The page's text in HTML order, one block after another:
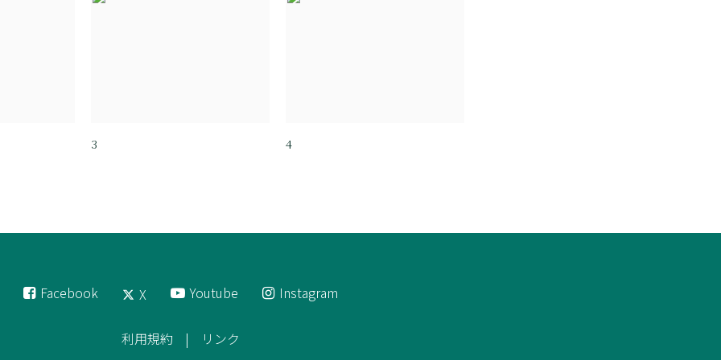
3 4
Facebook X Youtube Instagram
利用規約 リンク